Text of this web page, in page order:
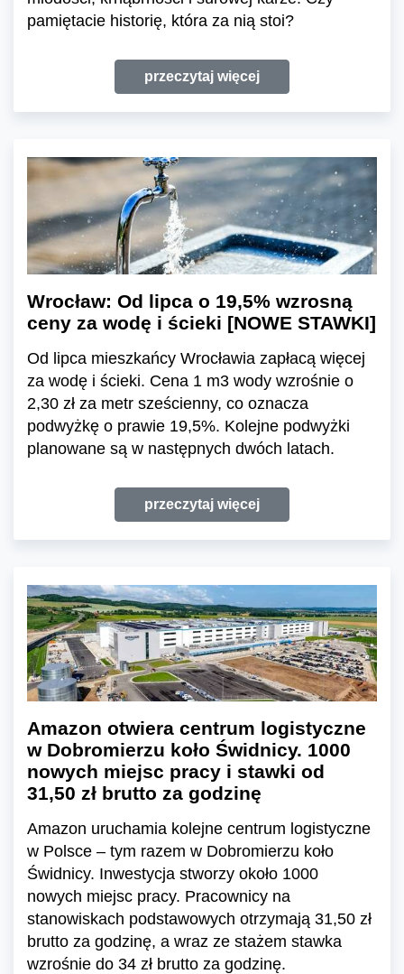
pamiętacie historię, która za nią stoi?
przeczytaj więcej
Wrocław: Od lipca o 19,5% wzrosną
ceny za wodę i ścieki [NOWE STAWKI]
Od lipca mieszkańcy Wrocławia zapłacą więcej
za wodę i ścieki. Cena 1 m3 wody wzrośnie o
2,30 zł za metr sześcienny, co oznacza
podwyżkę o prawie 19,5%. Kolejne podwyżki
planowane są w następnych dwóch latach.
przeczytaj więcej
Amazon otwiera centrum logistyczne
w Dobromierzu koło Świdnicy. 1000
nowych miejsc pracy i stawki od
31,50 zł brutto za godzinę
Amazon uruchamia kolejne centrum logistyczne
w Polsce – tym razem w Dobromierzu koło
Świdnicy. Inwestycja stworzy około 1000
nowych miejsc pracy. Pracownicy na
stanowiskach podstawowych otrzymają 31,50 zł
brutto za godzinę, a wraz ze stażem stawka
wzrośnie do 34 zł brutto za godzinę.